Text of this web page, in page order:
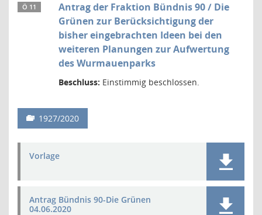
Ö 11
Antrag der Fraktion Bündnis 90 / Die
Grünen zur Berücksichtigung der
bisher eingebrachten Ideen bei den
weiteren Planungen zur Aufwertung
des Wurmauenparks
Beschluss: Einstimmig beschlossen.
1927/2020
Vorlage
Antrag Bündnis 90-Die Grünen
04.06.2020